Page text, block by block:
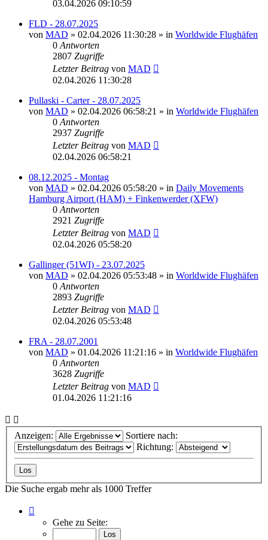
03.04.2026 09:10:59
FLD - 28.07.2025
von MAD » 02.04.2026 11:30:28 » in Worldwide Flughäfen
0 Antworten
2807 Zugriffe
Letzter Beitrag von MAD
02.04.2026 11:30:28
Pullaski - Carter - 28.07.2025
von MAD » 02.04.2026 06:58:21 » in Worldwide Flughäfen
0 Antworten
2937 Zugriffe
Letzter Beitrag von MAD
02.04.2026 06:58:21
08.12.2025 - Montag
von MAD » 02.04.2026 05:58:20 » in Daily Movements
Hamburg Airport (HAM) + Finkenwerder (XFW)
0 Antworten
2921 Zugriffe
Letzter Beitrag von MAD
02.04.2026 05:58:20
Gallinger (51WI) - 23.07.2025
von MAD » 02.04.2026 05:53:48 » in Worldwide Flughäfen
0 Antworten
2893 Zugriffe
Letzter Beitrag von MAD
02.04.2026 05:53:48
FRA - 28.07.2001
von MAD » 01.04.2026 11:21:16 » in Worldwide Flughäfen
0 Antworten
3628 Zugriffe
Letzter Beitrag von MAD
01.04.2026 11:21:16
Anzeigen:
Sortiere nach:
Richtung:
Die Suche ergab mehr als 1000 Treffer
von
Gehe zu Seite: